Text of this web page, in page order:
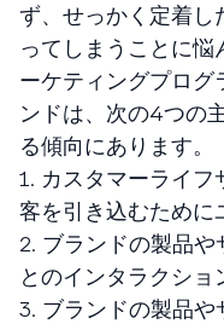
ず、せっかく定着し
ってしまうことに
ーケティングプログ
ンドは、次の4つの
る傾向にあります。
1. カスタマーライ
客を引き込むために
2. ブランドの製品
とのインタラクショ
3. ブランドの製品